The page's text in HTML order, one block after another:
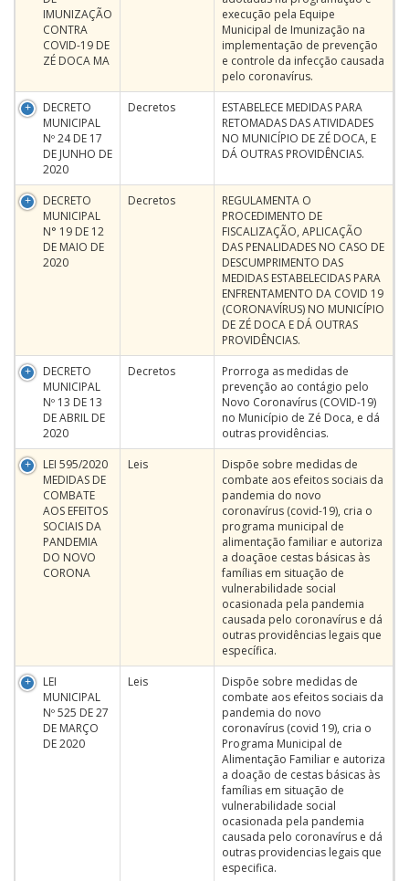
IMUNIZAÇÃO
CONTRA
COVID-19 DE
ZÉ DOCA MA
execução pela Equipe
Municipal de Imunização na
implementação de prevenção
e controle da infecção causada
pelo coronavírus.
DECRETO
MUNICIPAL
Nº 24 DE 17
DE JUNHO DE
2020
Decretos
ESTABELECE MEDIDAS PARA
RETOMADAS DAS ATIVIDADES
NO MUNICÍPIO DE ZÉ DOCA, E
DÁ OUTRAS PROVIDÊNCIAS.
DECRETO
MUNICIPAL
N° 19 DE 12
DE MAIO DE
2020
Decretos
REGULAMENTA O
PROCEDIMENTO DE
FISCALIZAÇÃO, APLICAÇÃO
DAS PENALIDADES NO CASO DE
DESCUMPRIMENTO DAS
MEDIDAS ESTABELECIDAS PARA
ENFRENTAMENTO DA COVID 19
(CORONAVÍRUS) NO MUNICÍPIO
DE ZÉ DOCA E DÁ OUTRAS
PROVIDÊNCIAS.
DECRETO
MUNICIPAL
Nº 13 DE 13
DE ABRIL DE
2020
Decretos
Prorroga as medidas de
prevenção ao contágio pelo
Novo Coronavírus (COVID-19)
no Município de Zé Doca, e dá
outras providências.
LEI 595/2020
MEDIDAS DE
COMBATE
AOS EFEITOS
SOCIAIS DA
PANDEMIA
DO NOVO
CORONA
Leis
Dispõe sobre medidas de
combate aos efeitos sociais da
pandemia do novo
coronavírus (covid-19), cria o
programa municipal de
alimentação familiar e autoriza
a doaçãoe cestas básicas às
famílias em situação de
vulnerabilidade social
ocasionada pela pandemia
causada pelo coronavírus e dá
outras providências legais que
específica.
LEI
MUNICIPAL
Nº 525 DE 27
DE MARÇO
DE 2020
Leis
Dispõe sobre medidas de
combate aos efeitos sociais da
pandemia do novo
coronavírus (covid 19), cria o
Programa Municipal de
Alimentação Familiar e autoriza
a doação de cestas básicas às
famílias em situação de
vulnerabilidade social
ocasionada pela pandemia
causada pelo coronavírus e dá
outras providencias legais que
especifica.